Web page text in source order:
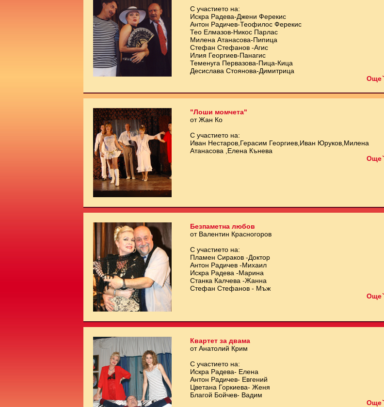
С участието на:
Искра Радева-Джени Ферекис
Антон Радичев-Теофилос Ферекис
Тео Елмазов-Никос Парлас
Милена Атанасова-Пипица
Стефан Стефанов -Агис
Илия Георгиев-Панагис
Теменуга Первазова-Пица-Кица
Десислава Стоянова-Димитрица
Още
"Лоши момчета"
от Жан Ко
С участието на:
Иван Нестаров,Герасим Георгиев,Иван Юруков,Милена
Атанасова ,Елена Кънева
Още
Безпаметна любов
от Валентин Красногоров
С участието на:
Пламен Сираков -Доктор
Антон Радичев -Михаил
Искра Радева -Марина
Станка Калчева -Жанна
Стефан Стефанов - Мъж
Още
Квартет за двама
от Анатолий Крим
С участието на:
Искра Радева- Елена
Антон Радичев- Евгений
Цветана Горкиева- Женя
Благой Бойчев- Вадим
Още